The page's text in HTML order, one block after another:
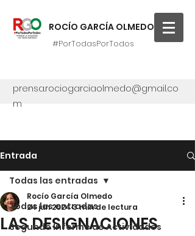
#PorTodasPorTodos
prensa.rociogarciaolmedo@gmail.co
m
ROCÍO GARCÍA OLMEDO
Entrada
Todas las entradas
Segundo Informe de Actividades
Todas las entradas
LAS DESIGNACIONES
Rocío García Olmedo
24 jun 20243 min de lectura